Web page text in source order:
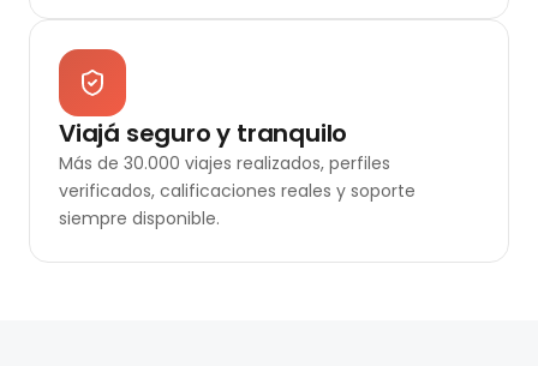
Viajá seguro y tranquilo
Más de 30.000 viajes realizados, perfiles
verificados, calificaciones reales y soporte
siempre disponible.